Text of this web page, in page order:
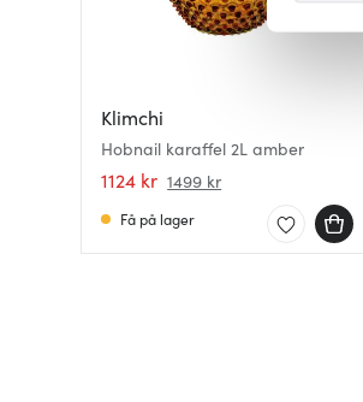
Vi
dem,
Klimchi
Hobnail karaffel 2L amber
1124 kr 1499 kr
Få på lager